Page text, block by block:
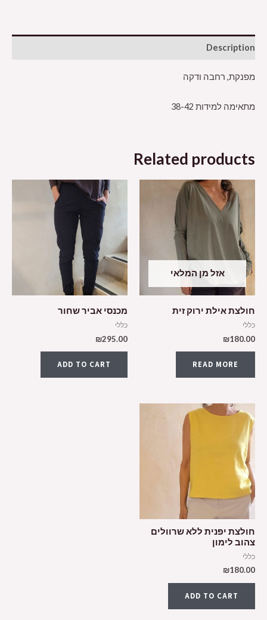
Description
מפנקת, רחבה ודקה
מתאימה למידות 38-42
Related products
אזל מן המלאי
חולצת אילת ירוק זית
כללי
₪180.00
READ MORE
מכנסי אביר שחור
כללי
₪295.00
ADD TO CART
חולצת יפנית ללא שרוולים
צהוב לימון
כללי
₪180.00
ADD TO CART